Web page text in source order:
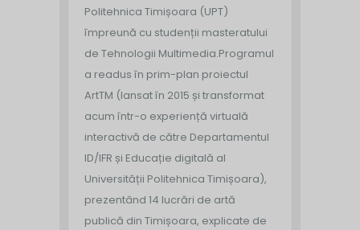
Politehnica Timișoara (UPT)
împreună cu studenții masteratului
de Tehnologii Multimedia.Programul
a readus în prim-plan proiectul
ArtTM (lansat în 2015 și transformat
acum într-o experiență virtuală
interactivă de către Departamentul
ID/IFR și Educație digitală al
Universității Politehnica Timișoara),
prezentând 14 lucrări de artă
publică din Timișoara, explicate de